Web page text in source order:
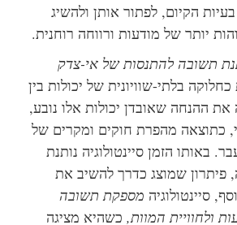
הקיום, לפתור אותן ולהשיג
יותר של מודעות ורווחה רוחנית.
תשובה להתנסות של אי-צדק
בלתי-שוויונית של יכולות בין
ההנחה שאובדן יכולות אלו נובע,
מהפרת חוקים ומקרים של
הזמן סיינטולוגיה נותנת
שמוצג כדרך להשיב את
מספקת תשובה
המוות,כשהיא מציגה